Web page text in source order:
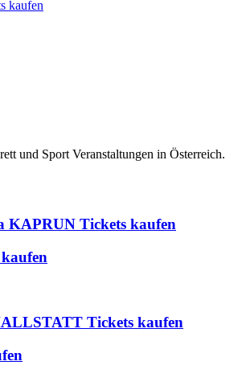
kaufen
und Sport Veranstaltungen in Österreich.
KAPRUN Tickets kaufen
Tickets kaufen